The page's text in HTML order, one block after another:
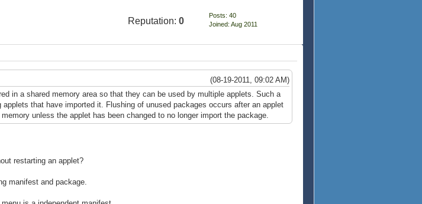
Reputation: 0
Posts: 40
Joined: Aug 2011
(08-19-2011, 09:02 AM)
in a shared memory area so that they can be used by multiple applets. Such a
that have imported it. Flushing of unused packages occurs after an applet
unless the applet has been changed to no longer import the package.
restarting an applet?
manifest and package.